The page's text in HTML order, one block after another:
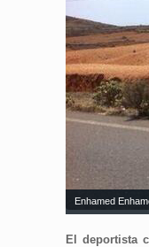
Enhamed
El deportista